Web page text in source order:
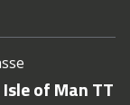
of Man TT